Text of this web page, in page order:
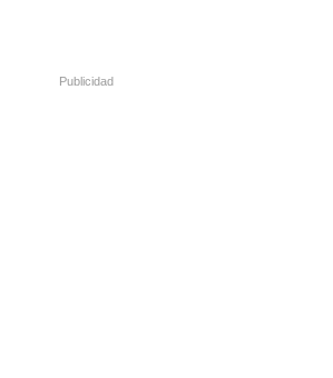
Publicidad